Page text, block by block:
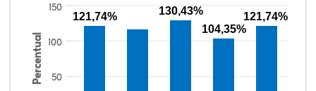
Percentual 50
100
150
121,74%
130,43%
104,35%
121,74%